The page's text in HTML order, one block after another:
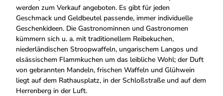
werden zum Verkauf angeboten. Es gibt für jeden
Geschmack und Geldbeutel passende, immer individuelle
Geschenkideen. Die Gastronominnen und Gastronomen
kümmern sich u. a. mit traditionellem Reibekuchen,
niederländischen Stroopwaffeln, ungarischem Langos und
elsässischem Flammkuchen um das leibliche Wohl; der Duft
von gebrannten Mandeln, frischen Waffeln und Glühwein
liegt auf dem Rathausplatz, in der Schloßstraße und auf dem
Herrenberg in der Luft.